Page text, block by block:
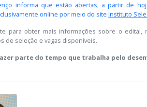
informa que estão abertas, a partir de
online por meio do site Instituto
para obter mais informações sobre o
de seleção e vagas disponíveis.
parte do tempo que trabalha pelo